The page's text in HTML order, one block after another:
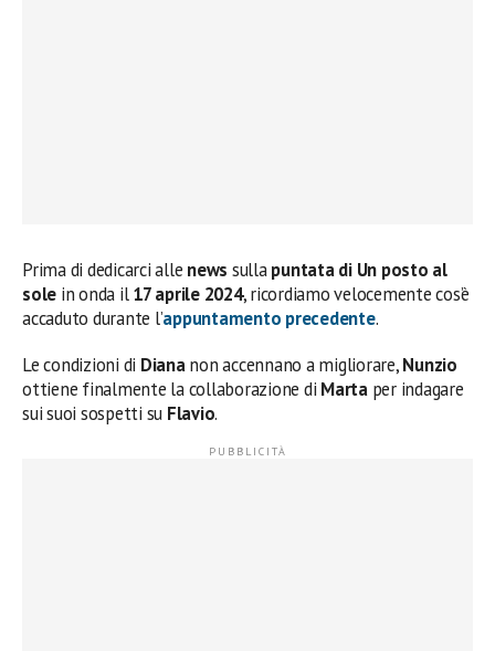
Prima di dedicarci alle news sullapuntata di Un posto al
sole in onda il17 aprile 2024, ricordiamo velocemente cos’è
accaduto durante l’appuntamento precedente.
Le condizioni di Diananon accennano a migliorare,Nunzio
ottiene finalmente la collaborazione di Martaper indagare
sui suoi sospetti su Flavio.